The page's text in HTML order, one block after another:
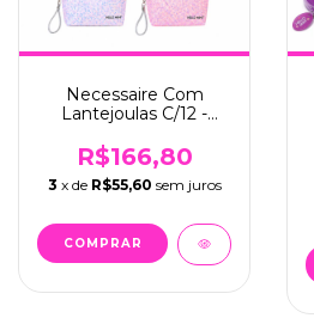
Necessaire Com
Lantejoulas C/12 -
R$166,80
3 x de R$55,60 sem juros